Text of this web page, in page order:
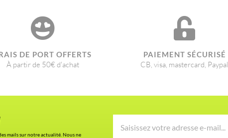
DE PORT OFFERTS
À partir de 50€ d'achat
PAIEMENT SÉCURISÉ
CB, visa, mastercard, Paypal
mails sur notre actualité. Nous ne